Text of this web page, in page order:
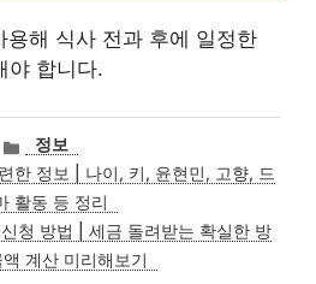
해 식사 전과 후에 일정한
야 합니다.
카
테
고
리
정보
한 정보 | 나이, 키, 윤현민, 고향, 드
활동 등 정리
청 방법 | 세금 돌려받는 확실한 방
계산 미리해보기